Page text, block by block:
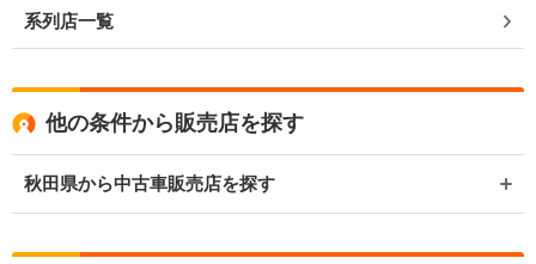
系列店一覧
他の条件から販売店を探す
秋田県から中古車販売店を探す